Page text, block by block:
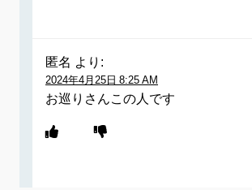
匿名 より:
2024年4月25日 8:25 AM
お巡りさんこの人です